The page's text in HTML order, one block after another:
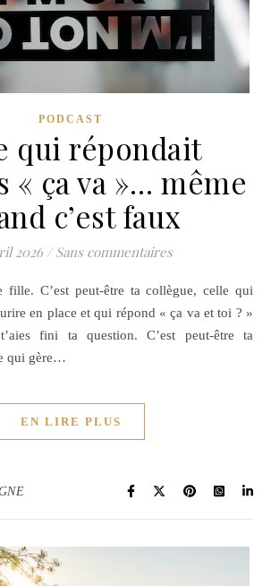
PODCAST
qui répondait
« ça va »… même
c’est faux
2026 / Sans commentaires
en place et qui répond « ça va et toi ? »
fini ta question. C’est peut-être ta
qui gère…
EN LIRE PLUS